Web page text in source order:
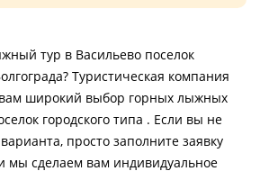
тур в Васильево поселок
Туристическая компания
вам широкий выбор горных лыжных
городского типа . Если вы не
просто заполните заявку
мы сделаем вам индивидуальное